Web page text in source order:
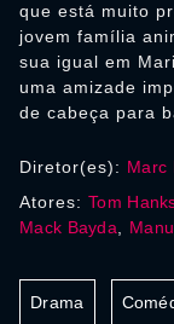
que está muito
jovem família
sua igual em
uma amizade
de cabeça para
Diretor(es): Marc
Atores: Tom
Mack Bayda
Drama